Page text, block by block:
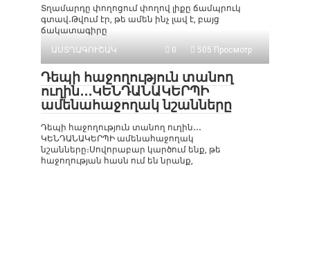
Տղամարդը փողոցում փողով լիքը ճամպրուկ
գտավ․Թվում էր, թե ամեն ինչ լավ է, բայց
ճակատագիրը
ԱՍՏՂԱԳՈՒՇԱԿ
0 505 Просмотр
Դեպի հաջողություն տանող
ուղին․․․ԿԵՆԴԱՆԱԿԵՐՊԻ
ամենահաջողակ նշանները
Դեպի հաջողություն տանող ուղին․․․
ԿԵՆԴԱՆԱԿԵՐՊԻ ամենահաջողակ
նշանները։Սովորաբար կարծում ենք, թե
հաջողության հասն ում են նրանք,